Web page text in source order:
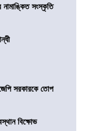
নামাঙ্কিত সংস্কৃতি
সরকারকে তোপ
বিক্ষোভ